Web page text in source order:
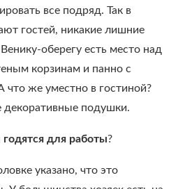
все подряд. Так в
гостей, никакие лишние
оберегу есть место над
корзинам и панно с
что же уместно в гостиной?
декоративные подушки.
для работы?
указано, что это